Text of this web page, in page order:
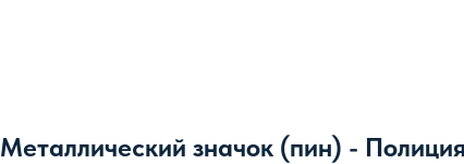
Металлический значок (пин) - Полиция